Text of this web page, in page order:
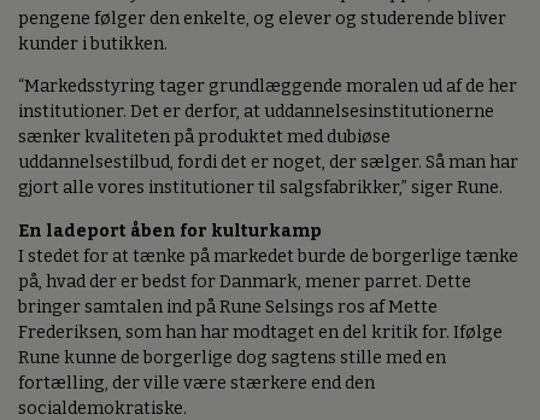
pengene følger den enkelte, og elever og studerende bliver
kunder i butikken.
“Markedsstyring tager grundlæggende moralen ud af de her
institutioner. Det er derfor, at uddannelsesinstitutionerne
sænker kvaliteten på produktet med dubiøse
uddannelsestilbud, fordi det er noget, der sælger. Så man har
gjort alle vores institutioner til salgsfabrikker,” siger Rune.
En ladeport åben for kulturkamp
I stedet for at tænke på markedet burde de borgerlige tænke
på, hvad der er bedst for Danmark, mener parret. Dette
bringer samtalen ind på Rune Selsings ros af Mette
Frederiksen, som han har modtaget en del kritik for. Ifølge
Rune kunne de borgerlige dog sagtens stille med en
fortælling, der ville være stærkere end den
socialdemokratiske.